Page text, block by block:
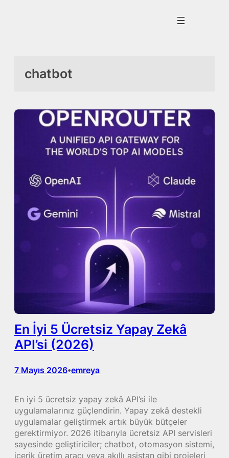
chatbot
En İyi 5 Ücretsiz Yapay Zekâ
API’si (2026)
7 Mayıs 2026•emreya
En iyi 5 ücretsiz yapay zekâ API’si ile
uygulamalarınız güçlendirin. Yapay zekâ destekli
uygulamalar geliştirmek artık büyük bütçeler
gerektirmiyor. 2026 itibarıyla ücretsiz API servisleri
sayesinde geliştiriciler; chatbot, otomasyon sistemi,
içerik üretim aracı veya akıllı asistan gibi projeleri